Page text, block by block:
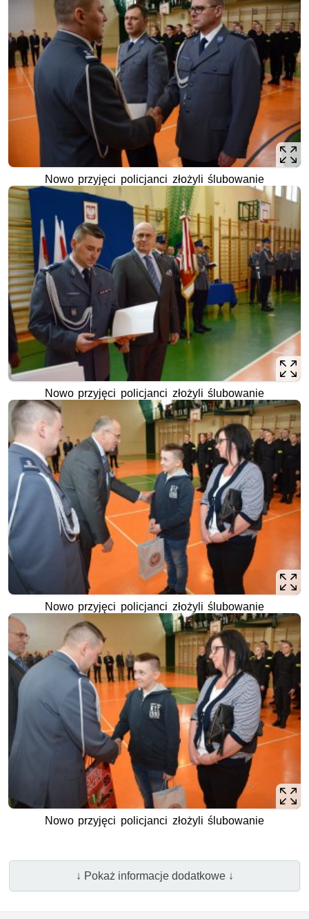
Nowo przyjęci policjanci złożyli ślubowanie
Nowo przyjęci policjanci złożyli ślubowanie
Nowo przyjęci policjanci złożyli ślubowanie
Nowo przyjęci policjanci złożyli ślubowanie
↓ Pokaż informacje dodatkowe ↓